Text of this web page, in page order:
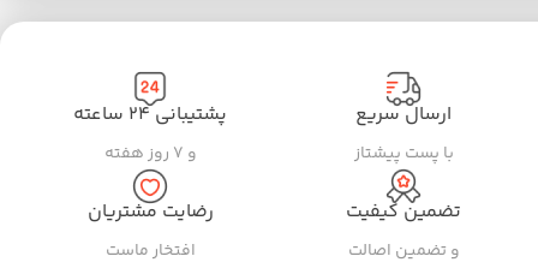
ارسال سریع
با پست پیشتاز
پشتیبانی ۲۴ ساعته
و ۷ روز هفته
تضمین کیفیت
و تضمین اصالت
رضایت مشتریان
افتخار ماست